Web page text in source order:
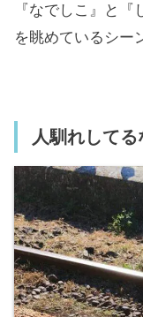
『なでしこ』と
を眺めているシー
人馴れしてる